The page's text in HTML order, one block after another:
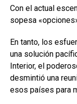
Con el actual
sopesa
En tanto, los
una solución
Interior, el
desmintió una
esos países para